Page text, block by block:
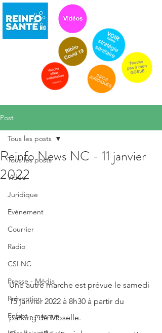
Post
Tous les posts
Vidéo
Juridique
Evénement
Courrier
Radio
CSI NC
Presse - Média
Prévention
Enfant - masque
Tous les posts
Reinfo News NC - 11 janvier
2022
Une autre marche est prévue le samedi
15 janvier 2022 à 8h30 à partir du
parking de Moselle.